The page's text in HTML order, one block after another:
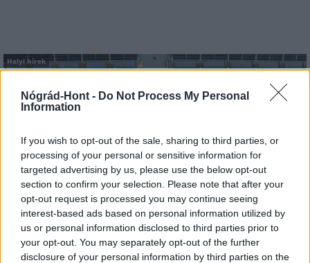
Nógrád-Hont - Do Not Process My Personal
Information
If you wish to opt-out of the sale, sharing to third parties, or
processing of your personal or sensitive information for
targeted advertising by us, please use the below opt-out
section to confirm your selection. Please note that after your
opt-out request is processed you may continue seeing
interest-based ads based on personal information utilized by
us or personal information disclosed to third parties prior to
your opt-out. You may separately opt-out of the further
disclosure of your personal information by third parties on the
Helyi hírek
Három meghatározó épületét is fejlesztette
Salgótarján